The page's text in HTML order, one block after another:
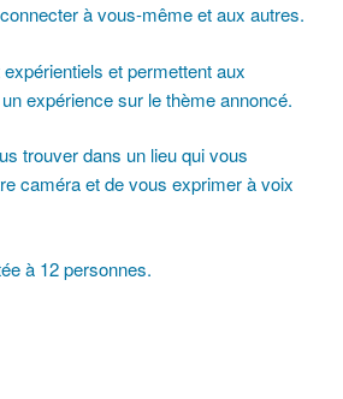
à vous-même et aux autres.
et permettent aux
expérience sur le thème annoncé.
trouver dans un lieu qui vous
caméra et de vous exprimer à voix
à 12 personnes.